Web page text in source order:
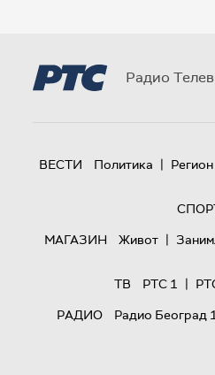
Радио
ВЕСТИ Политика | Регион
МАГАЗИН
Живот |
ТВ
РТС 1 |
РАДИО
Радио Београд